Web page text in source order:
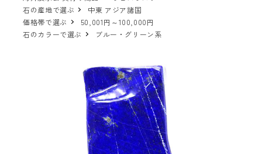
石の産地で選ぶ
中東 アジア諸国
価格帯で選ぶ
50,001円～100,000円
石のカラーで選ぶ
ブルー・グリーン系